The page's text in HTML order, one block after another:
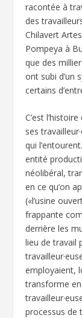
racontée à
des
Chilavert
Pompeya à
que des
ont subi d’un
certains
C’est
ses
qui
entité
néolibéral,
en ce qu’on
(«l’usine
frappante
derrière les
lieu de travail
employaient,
transforme
processus de